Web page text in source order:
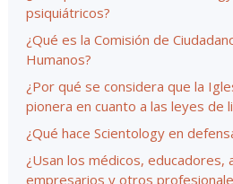
psiquiátricos?
¿Qué es la Comisión de
Humanos?
¿Por qué se considera que la
pionera en cuanto a las leyes de
¿Qué hace Scientology en
¿Usan los médicos, educadores,
empresarios y otros